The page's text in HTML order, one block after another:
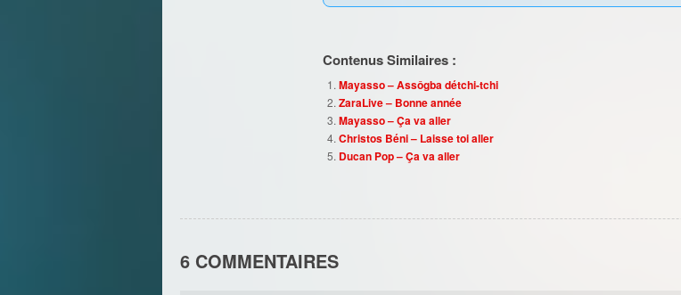
Contenus Similaires :
Mayasso – Assôgba détchi-tchi
ZaraLive – Bonne année
Mayasso – Ça va aller
Christos Béni – Laisse toi aller
Ducan Pop – Ça va aller
6 COMMENTAIRES